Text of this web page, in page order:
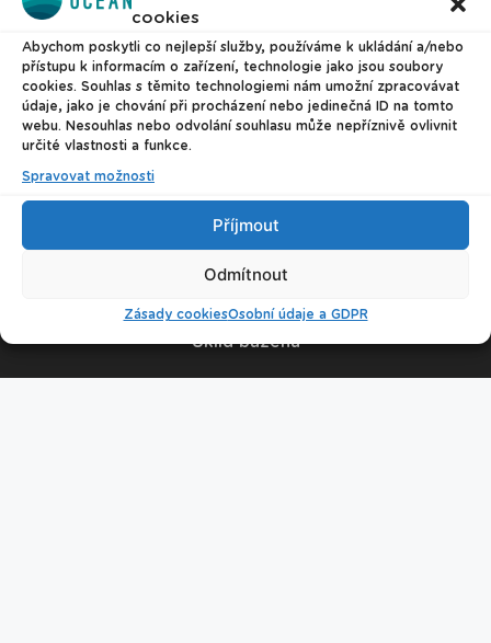
cookies
Abychom poskytli co nejlepší služby, používáme k ukládání a/nebo
přístupu k informacím o zařízení, technologie jako jsou soubory
cookies. Souhlas s těmito technologiemi nám umožní zpracovávat
údaje, jako je chování při procházení nebo jedinečná ID na tomto
webu. Nesouhlas nebo odvolání souhlasu může nepříznivě ovlivnit
určité vlastnosti a funkce.
Spravovat možnosti
Příjmout
Odmítnout
Zásady cookiesOsobní údaje a GDPR
© 2026 Plavecké centrum Oceán
Úklid bazénu